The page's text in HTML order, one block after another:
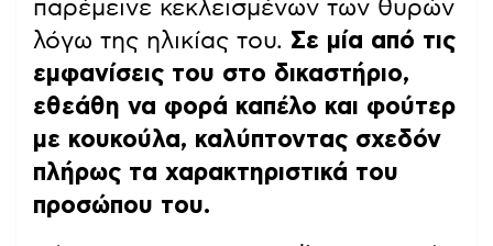
παρέμεινε κεκλεισμένων των θυρών
λόγω της ηλικίας του. Σε μία από τις
εμφανίσεις του στο δικαστήριο,
εθεάθη να φορά καπέλο και φούτερ
με κουκούλα, καλύπτοντας σχεδόν
πλήρως τα χαρακτηριστικά του
προσώπου του.